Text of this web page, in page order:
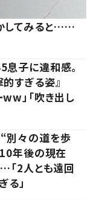
してみると……
子に違和感。
すぎる姿』
」「吹き出し
別々の道を歩
年後の現在
2人とも遠回
る」